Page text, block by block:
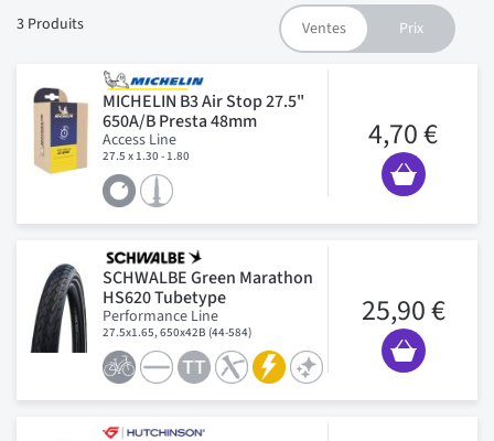
3 Produits
MICHELIN B3 Air Stop 27.5"
650A/B Presta 48mm
Access Line
27.5 x 1.30 - 1.80
4,70 €
SCHWALBE Green Marathon
HS620 Tubetype
Performance Line
27.5x1.65, 650x42B (44-584)
25,90 €